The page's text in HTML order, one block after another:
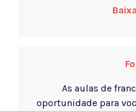
As aulas de
oportunidade para